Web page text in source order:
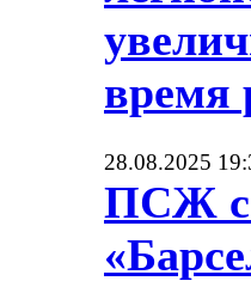
время
28.08.2025
ПСЖ